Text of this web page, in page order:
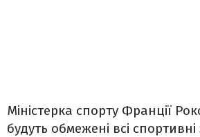
Міністерка спорту Франції
будуть обмежені всі